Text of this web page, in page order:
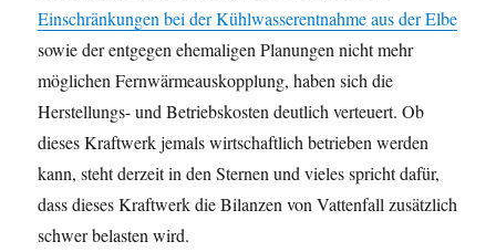
Einschränkungen bei der Kühlwasserentnahme aus der Elbe
sowie der entgegen ehemaligen Planungen nicht mehr
möglichen Fernwärmeauskopplung, haben sich die
Herstellungs- und Betriebskosten deutlich verteuert. Ob
dieses Kraftwerk jemals wirtschaftlich betrieben werden
kann, steht derzeit in den Sternen und vieles spricht dafür,
dass dieses Kraftwerk die Bilanzen von Vattenfall zusätzlich
schwer belasten wird.